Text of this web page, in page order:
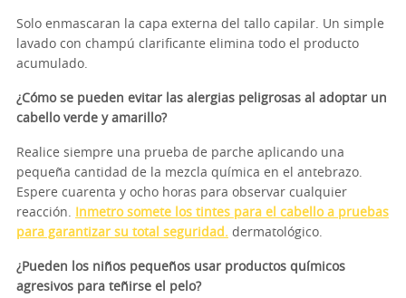
Solo enmascaran la capa externa del tallo capilar. Un simple
lavado con champú clarificante elimina todo el producto
acumulado.
¿Cómo se pueden evitar las alergias peligrosas al adoptar un
cabello verde y amarillo?
Realice siempre una prueba de parche aplicando una
pequeña cantidad de la mezcla química en el antebrazo.
Espere cuarenta y ocho horas para observar cualquier
reacción.
Inmetro somete los tintes para el cabello a pruebas
para garantizar su total seguridad. dermatológico.
¿Pueden los niños pequeños usar productos químicos
agresivos para teñirse el pelo?